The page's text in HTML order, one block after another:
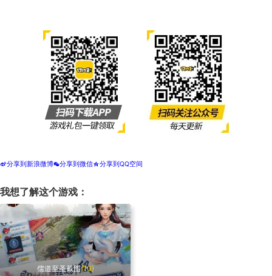
t分享到新浪微博w分享到微信z分享到QQ空间
我想了解这个游戏：
儒道至圣截图(10)